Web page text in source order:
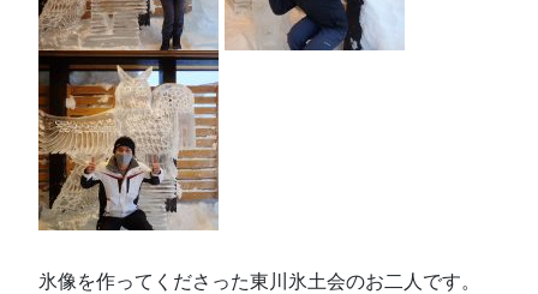
氷像を作ってくださった東川氷土会のお二人です。